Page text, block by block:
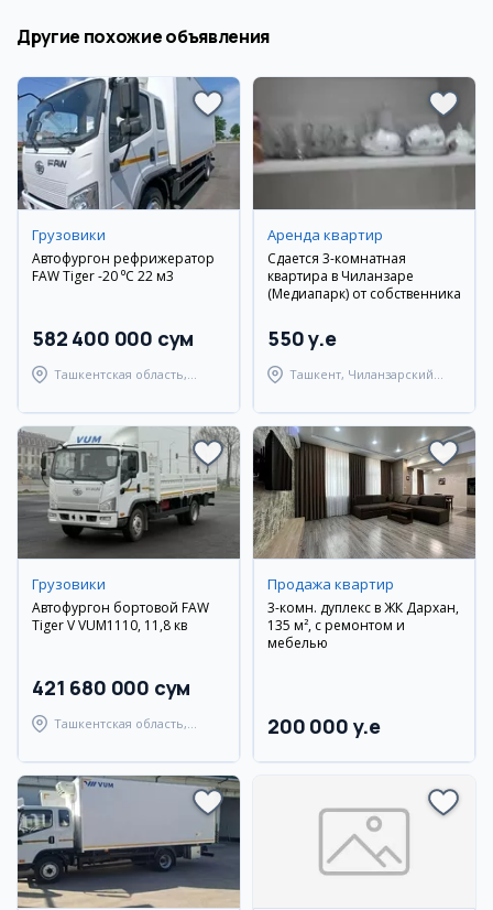
Другие похожие объявления
Грузовики
Автофургон рефрижератор
FAW Tiger -20 ⁰C 22 м3
582 400 000 сум
Ташкентская область,
Аренда квартир
Сдается 3-комнатная
квартира в Чиланзаре
(Медиапарк) от собственника
550 y.e
Ташкент, Чиланзарский
Грузовики
Автофургон бортовой FAW
Tiger V VUM1110, 11,8 кв
421 680 000 сум
Ташкентская область,
Продажа квартир
3-комн. дуплекс в ЖК Дархан,
135 м², с ремонтом и
мебелью
200 000 y.e